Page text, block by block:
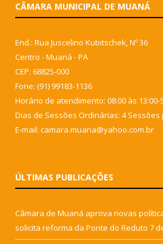
CÂMARA MUNICIPAL DE MUANÁ
End.: Rua Juscelino Kubitschek, Nº 36
Centro - Muaná - PA
CEP: 68825-000
Fone: (91) 99183-1136
Horário de atendimento: 08:00 às
Dias de Sessões Ordinárias: 4 Sessões
E-mail: camara.muana@yahoo.com.br
ÚLTIMAS PUBLICAÇÕES
Câmara de Muaná aprova novas
solicita reforma da Ponte do Reduto 7